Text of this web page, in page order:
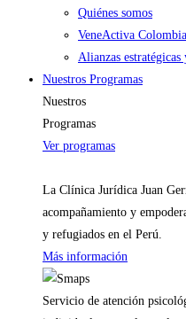
Quiénes somos
VeneActiva Colombia
Alianzas estratégicas
Nuestros Programas
Nuestros
Programas
Ver programas
La Clínica Jurídica Juan
acompañamiento y
y refugiados en el Perú.
Más información
Servicio de atención